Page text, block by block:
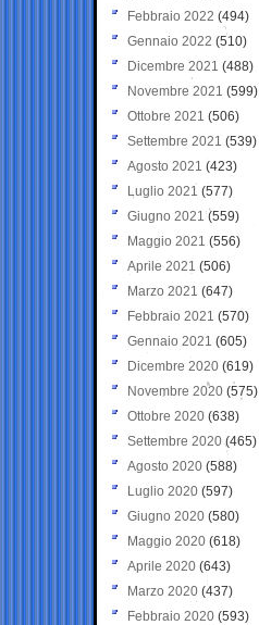
Febbraio 2022 (494)
Gennaio 2022 (510)
Dicembre 2021 (488)
Novembre 2021 (599)
Ottobre 2021 (506)
Settembre 2021 (539)
Agosto 2021 (423)
Luglio 2021 (577)
Giugno 2021(559)
Maggio 2021 (556)
Aprile 2021 (506)
Marzo 2021 (647)
Febbraio 2021 (570)
Gennaio 2021 (605)
Dicembre 2020 (619)
Novembre 2020 (575)
Ottobre 2020 (638)
Settembre 2020(465)
Agosto 2020 (588)
Luglio 2020 (597)
Giugno 2020 (580)
Maggio 2020 (618)
Aprile 2020 (643)
Marzo 2020 (437)
Febbraio 2020 (593)